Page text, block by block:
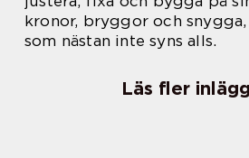
kronor, bryggor och
som nästan inte syns alls.
Läs fler